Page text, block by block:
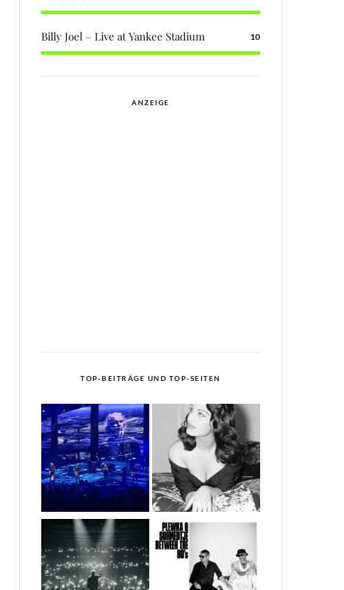
Billy Joel – Live at Yankee Stadium 10
ANZEIGE
TOP-BEITRÄGE UND TOP-SEITEN